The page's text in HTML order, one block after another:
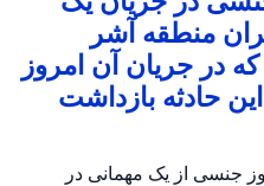
منطقه آشر
که در جریان آن امروز
حادثه بازداشت
جنسی از یک مهمانی در